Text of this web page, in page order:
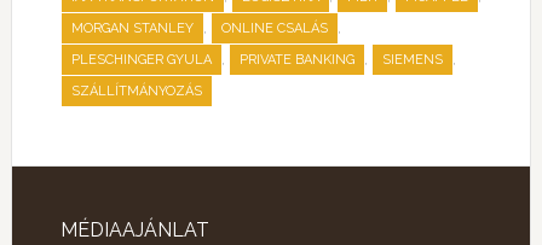
MORGAN STANLEY , ONLINE CSALÁS ,
PLESCHINGER GYULA , PRIVATE BANKING , SIEMENS ,
SZÁLLÍTMÁNYOZÁS
MÉDIAAJÁNLAT